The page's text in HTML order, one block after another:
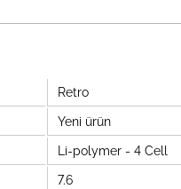
Retro
Yeni ürün
Li-polymer - 4 Cell
7.6